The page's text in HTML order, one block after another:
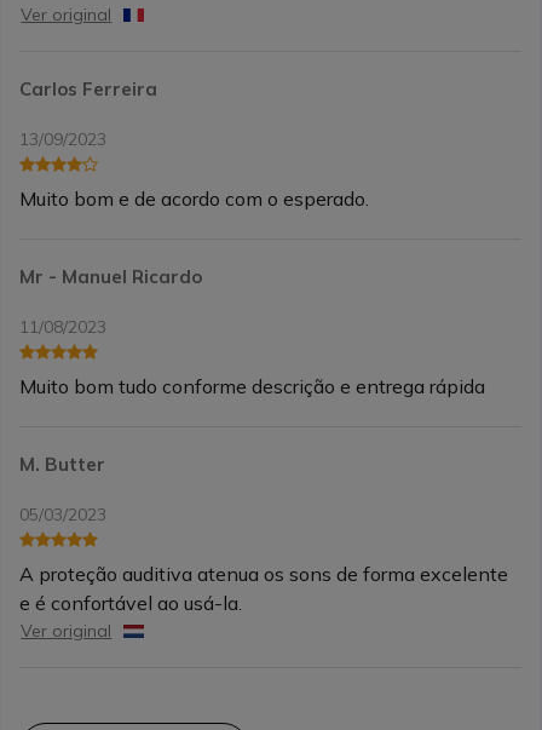
Ver original
Carlos Ferreira
13/09/2023
Muito bom e de acordo com o esperado.
Mr - Manuel Ricardo
11/08/2023
Muito bom tudo conforme descrição e entrega rápida
M. Butter
05/03/2023
A proteção auditiva atenua os sons de forma excelente
e é confortável ao usá-la.
Ver original